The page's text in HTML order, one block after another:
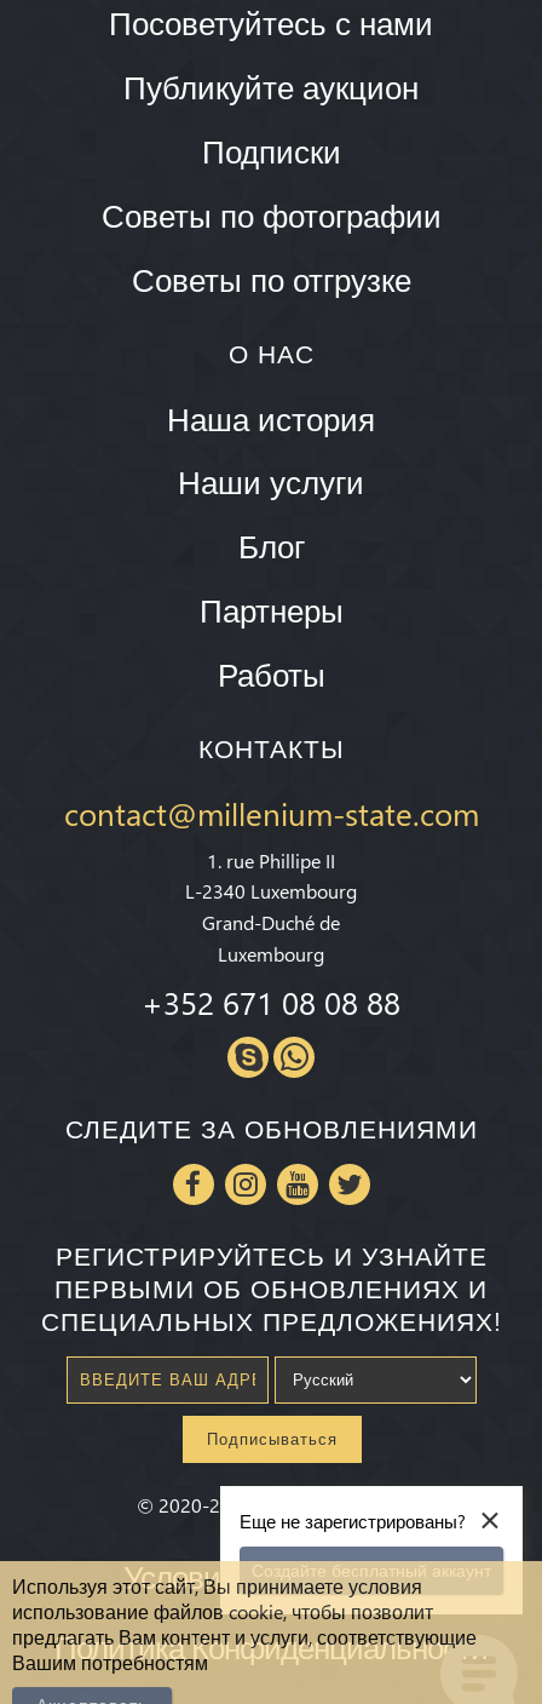
Используя этот сайт, Вы принимаете условия
использование файлов cookie, чтобы позволит
предлагать Вам контент и услуги, соответствующие
Вашим потребностям
Посоветуйтесь с нами
Публикуйте аукцион
Подписки
Советы по фотографии
Советы по отгрузке
О НАС
Наша история
Наши услуги
Блог
Партнеры
Работы
КОНТАКТЫ
contact@millenium-state.com
1. rue Phillipe II
L-2340 Luxembourg
Grand-Duché de
Luxembourg
+352 671 08 08 88
СЛЕДИТЕ ЗА ОБНОВЛЕНИЯМИ
РЕГИСТРИРУЙТЕСЬ И УЗНАЙТЕ
ПЕРВЫМИ ОБ ОБНОВЛЕНИЯХ И
СПЕЦИАЛЬНЫХ ПРЕДЛОЖЕНИЯХ!
Подписываться
© 2020-2026
Условия и Положения
Политика Конфиденциальности
×
Еще не зарегистрированы?
Создайте бесплатный аккаунт